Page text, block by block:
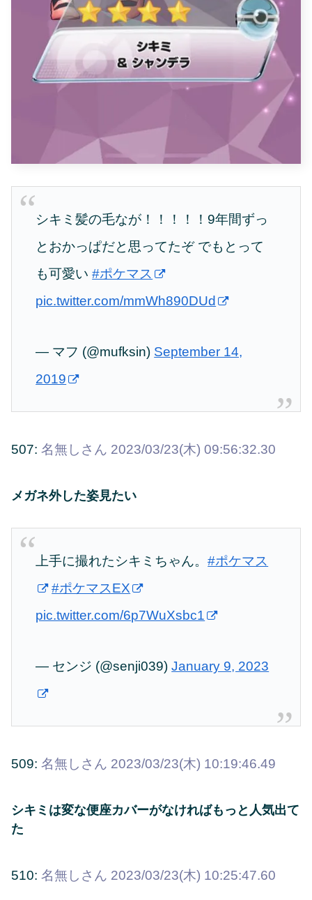
シキミ髪の毛なが！！！！！9年間ずっ
とおかっぱだと思ってたぞ でもとって
も可愛い#ポケマス
pic.twitter.com/mmWh890DUd
— マフ (@mufksin) September 14,
2019
507: 名無しさん 2023/03/23(木) 09:56:32.30
メガネ外した姿見たい
上手に撮れたシキミちゃん。#ポケマス
#ポケマスEX
pic.twitter.com/6p7WuXsbc1
— センジ (@senji039)January 9, 2023
509: 名無しさん 2023/03/23(木) 10:19:46.49
シキミは変な便座カバーがなければもっと人気出て
た
510: 名無しさん 2023/03/23(木) 10:25:47.60